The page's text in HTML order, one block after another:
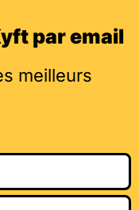
par email
meilleurs